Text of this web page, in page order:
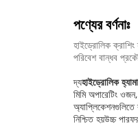
পণ্যের বর্ণনাঃ
হাইড্রোলিক
পরিবেশ বান্ধব
দ্যহাইড্রোলিক
মিমি অপারেটিং
অ্যাপ্লিকেশনগুলিতে
নিশ্চিত হয়উচ্চ